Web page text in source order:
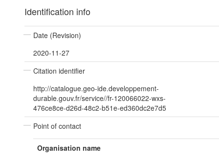
Identification info
Date (Revision)
2020-11-27
Citation identifier
http://catalogue.geo-ide.developpement-
durable.gouv.fr/service//fr-120066022-wxs-
476ce8ce-d26d-48c2-b51e-ed360dc2e7d5
Point of contact
Organisation name